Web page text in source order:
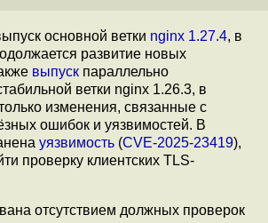
основной ветки nginx 1.27.4, в
развитие новых
выпуск параллельно
ветки nginx 1.26.3, в
изменения, связанные с
ошибок и уязвимостей. В
уязвимость (CVE-2025-23419),
проверку клиентских TLS-
отсутствием должных проверок